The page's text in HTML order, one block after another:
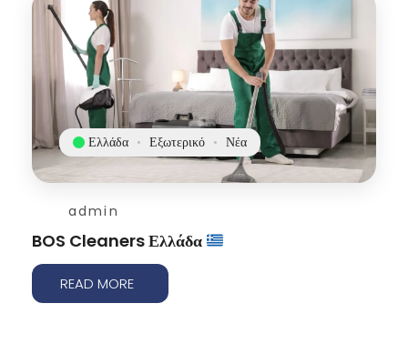
admin
Ελλάδα Εξωτερικό Νέα
BOS Cleaners Ελλάδα
READ MORE